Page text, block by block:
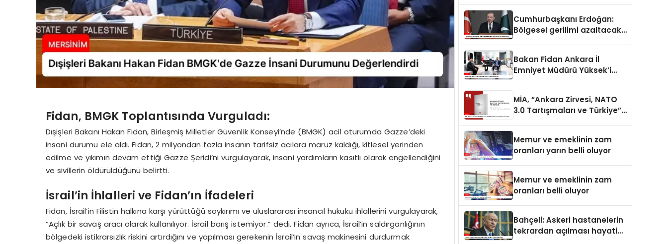
Fidan, BMGK Toplantısında Vurguladı:
Dışişleri Bakanı Hakan Fidan, Birleşmiş Milletler Güvenlik Konseyi’nde (BMGK) acil oturumda Gazze’deki
insani durumu ele aldı. Fidan, 2 milyondan fazla insanın tarifsiz acılara maruz kaldığı, kitlesel yerinden
edilme ve yıkımın devam ettiği Gazze Şeridi’ni vurgulayarak, insani yardımların kasıtlı olarak engellendiğini
ve sivillerin öldürüldüğünü belirtti.
İsrail’in İhlalleri ve Fidan’ın İfadeleri
Fidan, İsrail’in Filistin halkına karşı yürüttüğü soykırımı ve uluslararası insancıl hukuku ihlallerini vurgulayarak,
“Açlık bir savaş aracı olarak kullanılıyor. İsrail barış istemiyor.” dedi. Fidan ayrıca, İsrail’in saldırganlığının
bölgedeki istikrarsızlık riskini artırdığını ve yapılması gerekenin İsrail’in savaş makinesini durdurmak
Cumhurbaşkanı Erdoğan:
Bölgesel gerilimi azaltacak
Bakan Fidan Ankara İl
Emniyet Müdürü Yüksek’i
MİA, “Ankara Zirvesi, NATO
3.0 Tartışmaları ve Türkiye”
Memur ve emeklinin zam
oranları yarın belli oluyor
Memur ve emeklinin zam
oranları belli oluyor
Bahçeli: Askeri hastanelerin
tekrardan açılması hayati